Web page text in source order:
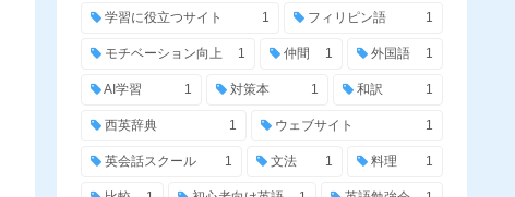
学習に役立つサイト 1 フィリピン語 1
モチベーション向上 1 仲間 1 外国語 1
AI学習 1 対策本 1 和訳 1
西英辞典 1 ウェブサイト 1
英会話スクール 1 文法 1 料理 1